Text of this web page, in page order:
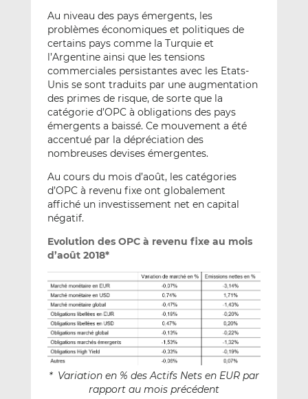
Au niveau des pays émergents, les
problèmes économiques et politiques de
certains pays comme la Turquie et
l’Argentine ainsi que les tensions
commerciales persistantes avec les Etats-
Unis se sont traduits par une augmentation
des primes de risque, de sorte que la
catégorie d’OPC à obligations des pays
émergents a baissé. Ce mouvement a été
accentué par la dépréciation des
nombreuses devises émergentes.
Au cours du mois d’août, les catégories
d’OPC à revenu fixe ont globalement
affiché un investissement net en capital
négatif.
Evolution des OPC à revenu fixe au mois
d’août 2018*
* Variation en % des Actifs Nets en EUR par
rapport au mois précédent